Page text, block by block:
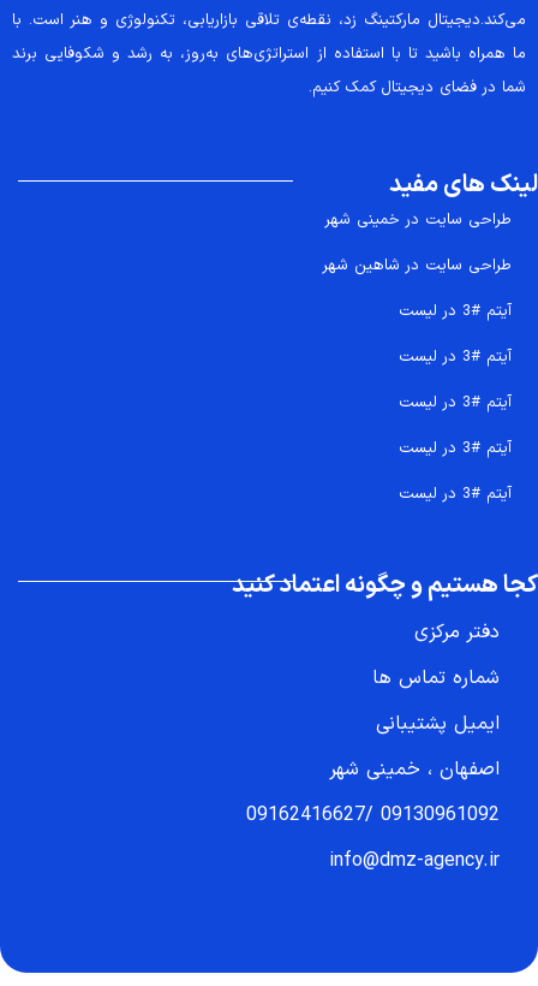
می‌کند.دیجیتال مارکتینگ زد، نقطه‌ی تلاقی بازاریابی، تکنولوژی و هنر است. با
ما همراه باشید تا با استفاده از استراتژی‌های به‌روز، به رشد و شکوفایی برند
شما در فضای دیجیتال کمک کنیم.
لینک های مفید
طراحی سایت در خمینی شهر
طراحی سایت در شاهین شهر
آیتم #3 در لیست
آیتم #3 در لیست
آیتم #3 در لیست
آیتم #3 در لیست
آیتم #3 در لیست
کجا هستیم و چگونه اعتماد کنید
دفتر مرکزی
شماره تماس ها
ایمیل پشتیبانی
اصفهان ، خمینی شهر
09130961092
/
09162416627
info@dmz-agency.ir